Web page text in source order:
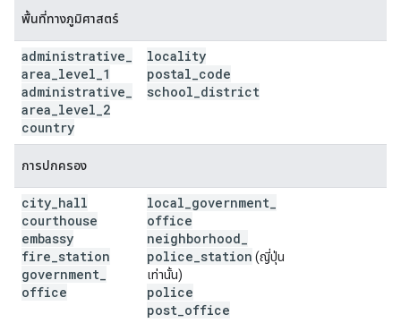
พื้นที่ทางภูมิศาสตร์
administrative
area level 1
administrative
area level 2
country
locality
postal code
school district
การปกครอง
city hall
courthouse
embassy
fire station
government
office
local government
office
neighborhood
police station (ญี่ปุ่น
เท่านั้น)
police
post office